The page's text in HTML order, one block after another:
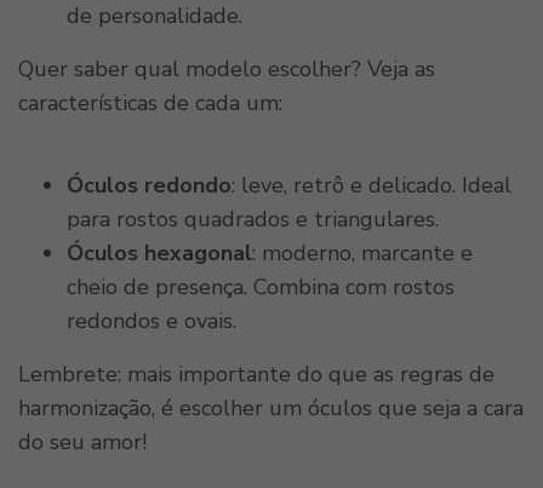
de personalidade.
Quer saber qual modelo escolher? Veja as
características de cada um:
Óculos redondo: leve, retrô e delicado. Ideal
para rostos quadrados e triangulares.
Óculos hexagonal: moderno, marcante e
cheio de presença. Combina com rostos
redondos e ovais.
Lembrete: mais importante do que as regras de
harmonização, é escolher um óculos que seja a cara
do seu amor!